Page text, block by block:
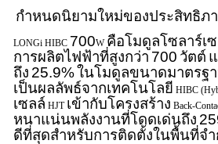
กำหนดนิยามใหม่ของประสิทธิภ
LONGi HIBC 700W คือโมดูลโซลาร์เ
การผลิตไฟฟ้าที่สูงกว่า 700 วัตต์
ถึง 25.9%ในโมดูลขนาดมาตรฐ
เป็นผลลัพธ์จากเทคโนโลยี HIBC
เซลล์ HJT เข้ากับโครงสร้าง Back-
หนาแน่นพลังงานที่โดดเด่นถึง
ดีที่สุดสำหรับการติดตั้งในพื้นที่จ